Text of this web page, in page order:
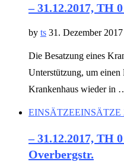
– 31.12.2017, TH
by ts 31. Dezember 2017
Die Besatzung eines
Unterstützung, um einen
Krankenhaus wieder in
EINSÄTZEEINSÄTZE
– 31.12.2017, TH
Overbergstr.